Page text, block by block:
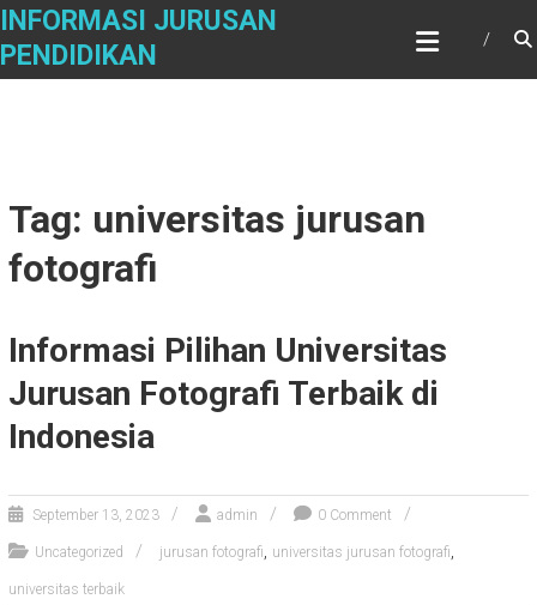
Skip
content
INFORMASI JURUSAN
PENDIDIKAN
Tag: universitas jurusan
fotografi
Informasi Pilihan Universitas
Jurusan Fotografi Terbaik di
Indonesia
September 13, 2023 admin 0 Comment
Uncategorized jurusan fotografi, universitas jurusan fotografi,
universitas terbaik